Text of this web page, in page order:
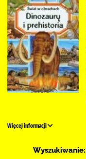
Więcej informacji
Wyszukiwanie: